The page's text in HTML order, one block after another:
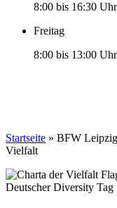
8:00 bis 16:30 Uhr
Freitag
8:00 bis 13:00 Uhr
Startseite » BFW
Vielfalt